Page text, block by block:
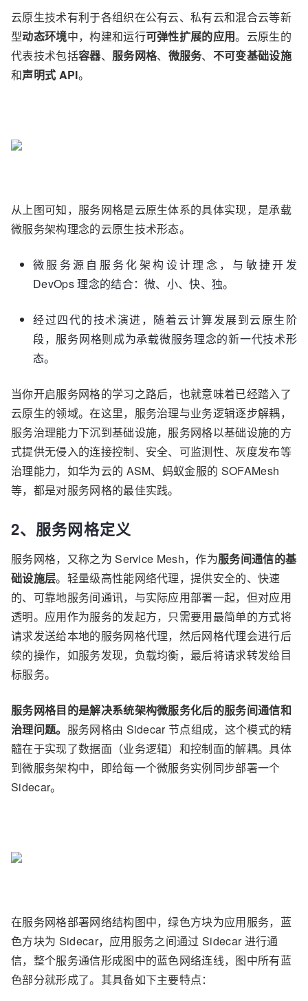
云原生技术有利于各组织在公有云、私有云和混合云等新
型动态环境中，构建和运行可弹性扩展的应用。云原生的
代表技术包括容器、 服务网格、 微服务、 不可变基础设施
和声明式 API。
从上图可知，服务网格是云原生体系的具体实现，是承载
微服务架构理念的云原生技术形态。
微服务源自服务化架构设计理念，与敏捷开发
DevOps 理念的结合：微、小、快、独。
经过四代的技术演进，随着云计算发展到云原生阶
段，服务网格则成为承载微服务理念的新一代技术形
态。
当你开启服务网格的学习之路后，也就意味着已经踏入了
云原生的领域。在这里，服务治理与业务逻辑逐步解耦，
服务治理能力下沉到基础设施，服务网格以基础设施的方
式提供无侵入的连接控制、安全、可监测性、灰度发布等
治理能力，如华为云的 ASM、蚂蚁金服的 SOFAMesh
等，都是对服务网格的最佳实践。
2、服务网格定义
服务网格，又称之为 Service Mesh，作为服务间通信的基
础设施层。轻量级高性能网络代理，提供安全的、快速
的、可靠地服务间通讯，与实际应用部署一起，但对应用
透明。应用作为服务的发起方，只需要用最简单的方式将
请求发送给本地的服务网格代理，然后网格代理会进行后
续的操作，如服务发现，负载均衡，最后将请求转发给目
标服务。
服务网格目的是解决系统架构微服务化后的服务间通信和
治理问题。 服务网格由 Sidecar 节点组成，这个模式的精
髓在于实现了数据面（业务逻辑）和控制面的解耦。具体
到微服务架构中，即给每一个微服务实例同步部署一个
Sidecar。
在服务网格部署网络结构图中，绿色方块为应用服务，蓝
色方块为 Sidecar，应用服务之间通过 Sidecar 进行通
信，整个服务通信形成图中的蓝色网络连线，图中所有蓝
色部分就形成了。其具备如下主要特点：